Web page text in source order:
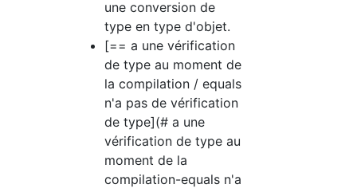
une conversion de
type en type d'objet.
[== a une vérification
de type au moment de
la compilation / equals
n'a pas de vérification
de type](# a une
vérification de type au
moment de la
compilation-equals n'a